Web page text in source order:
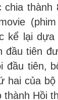
chia thành
kể lại
đầu tiên
đầu tiên,
hai của
thành Hồi